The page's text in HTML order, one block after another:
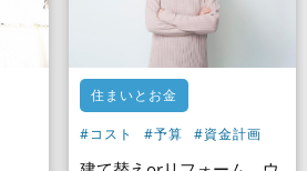
住まいとお金
#コスト #予算 #資金計画